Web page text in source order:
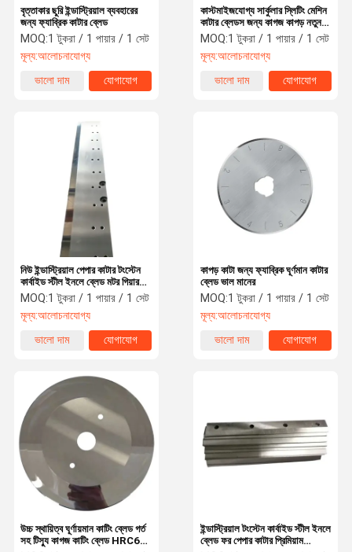
বাড়ি
কাস্টমাইজযোগ্য সার্কুলার স্লিটিং মেশিন
কাটার ব্লেডস জন্য কাগজ কাপড় নতুন
কোর ছুরি উপাদান জন্য শিল্প
MOQ:1 টুকরা / 1 পায়ার / 1 সেট
মূল্য:আলোচনাযোগ্য
ভালো দাম
যোগাযোগ
বৃত্তাকার ছুরি ইন্ডাস্ট্রিয়াল ব্যবহারের
জন্য ফ্যাব্রিক কাটার ব্লেড
MOQ:1 টুকরা / 1 পায়ার / 1 সেট
মূল্য:আলোচনাযোগ্য
ভালো দাম
যোগাযোগ
কাপড় কাটা জন্য ফ্যাব্রিক ঘূর্ণমান কাটার
ব্লেড ভাল মানের
MOQ:1 টুকরা / 1 পায়ার / 1 সেট
মূল্য:আলোচনাযোগ্য
ভালো দাম
যোগাযোগ
নিউ ইন্ডাস্ট্রিয়াল পেপার কাটার টংস্টেন
কার্বাইড স্টীল ইনলে ব্লেড মটর গিয়ার
বিয়ারিং পাম্প
MOQ:1 টুকরা / 1 পায়ার / 1 সেট
মূল্য:আলোচনাযোগ্য
ভালো দাম
যোগাযোগ
ইন্ডাস্ট্রিয়াল টংস্টেন কার্বাইড স্টীল ইনলে
ব্লেড ফর পেপার কাটার প্রিমিয়াম
উচ্চ স্থায়িত্ব ঘূর্ণায়মান কাটিং ব্লেড গর্ত
সহ টিস্যু কাগজ কাটিং ব্লেড HRC62-